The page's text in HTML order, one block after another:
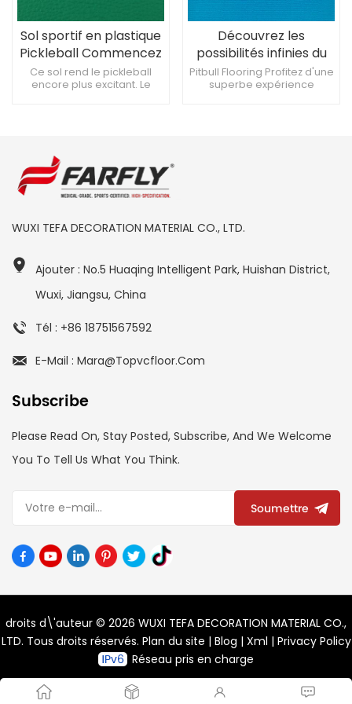
Sol sportif en plastique
Pickleball Commencez
par choisir le
revêtement de sol
Ce sol rend le pickleball
encore plus excitant. Le
Découvrez les
possibilités infinies du
revêtement de sol
Pickleball
Pitbull Flooring Profitez d'une
superbe expérience
WUXI TEFA DECORATION MATERIAL CO., LTD.
Ajouter : No.5 Huaqing Intelligent Park, Huishan District,
Wuxi, Jiangsu, China
Tél : +86 18751567592
E-Mail : Mara@topvcfloor.com
Subscribe
Please Read On, Stay Posted, Subscribe, And We Welcome
You To Tell Us What You Think.
Soumettre
droits d\'auteur © 2026 WUXI TEFA DECORATION MATERIAL CO.,
LTD. Tous droits réservés. Plan du site | Blog | Xml | Privacy Policy
Réseau pris en charge